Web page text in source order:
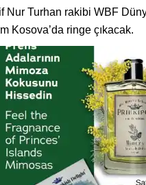
Nur Turhan rakibi WBF
Kosova’da ringe çıkacak.